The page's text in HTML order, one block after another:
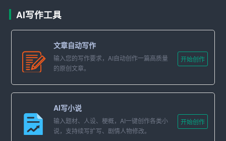
2. 输入个人信息：在使用AI简历工具时，首先要输入个人
的基本信息，如姓名、联系方式、学历等。此外，还需要
输入个人的求职意向，以便AI工具为你生成符合行业要求
的简历。
3. 选择模板：AI简历工具通常会提供多种简历模板，求职
者可以根据自己的喜好和行业特点，选择合适的模板。
4. 优化简历内容：在AI简历工具的辅助下，求职者可以对
简历内容进行优化。如调整简历的结构、修改措辞、突出
AI写作工具
文章自动写作
输入您的写作要求，AI自动创作一篇高质量
的原创文章。
开始创作
AI写小说
输入题材、人设、梗概，AI一键创作各类小
说，支持续写扩写、剧情人物修改。
开始创作